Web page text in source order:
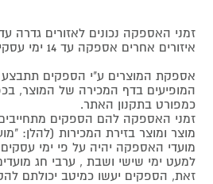
זמני האספקה נכונים לאזורים גדרה
איזורים אחרים אספקה עד 14 ימי עסקים נוספים
אספקת המוצרים ע"י הספקים
המופיעים בדף המכירה של המוצר,
כמפורט בתקנון האתר.
זמני האספקה להם הספקים מתחייבים
מוצר ומוצר בזירת המכירות (להלן:
מועדי האספקה יהיה על פי ימי
למעט ימי שישי ושבת , ערבי חג
זאת, הספקים יעשו כמיטב יכולתם